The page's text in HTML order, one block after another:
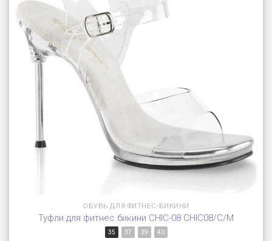
ОБУВЬ ДЛЯ ФИТНЕС-БИКИНИ
Туфли для фитнес бикини CHIC-08 CHIC08/C/M
35 37 39 40